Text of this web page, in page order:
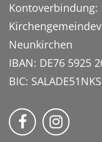
Kontoverbindung:
Neunkirchen
IBAN: DE76 5925
BIC: SALADE51NKS
momentum